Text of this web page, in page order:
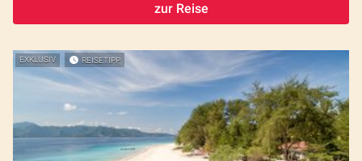
zur Reise
EXKLUSIV REISETIPP